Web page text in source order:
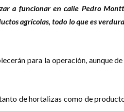
a funcionar en calle Pedro
agrícolas, todo lo que es
para la operación, aunque
de hortalizas como de